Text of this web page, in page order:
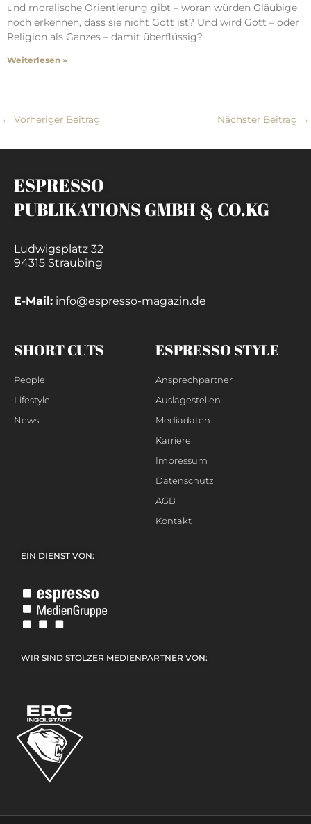
und moralische Orientierung gibt – woran würden Gläubige
noch erkennen, dass sie nicht Gott ist? Und wird Gott – oder
Religion als Ganzes – damit überflüssig?
Weiterlesen »
← Vorheriger Beitrag Nächster Beitrag →
ESPRESSO
PUBLIKATIONS GMBH & CO.KG
Ludwigsplatz 32
94315 Straubing
E-Mail: info@espresso-magazin.de
SHORT CUTS
People
Lifestyle
News
ESPRESSO STYLE
Ansprechpartner
Auslagestellen
Mediadaten
Karriere
Impressum
Datenschutz
AGB
Kontakt
EIN DIENST VON:
WIR SIND STOLZER MEDIENPARTNER VON: